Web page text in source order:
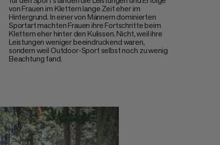
von Frauen im Klettern lange Zeit eher im
Hintergrund. In einer von Männern dominierten
Sportart machten Frauen ihre Fortschritte beim
Klettern eher hinter den Kulissen. Nicht, weil ihre
Leistungen weniger beeindruckend waren,
sondern weil Outdoor-Sport selbst noch zu wenig
Beachtung fand.